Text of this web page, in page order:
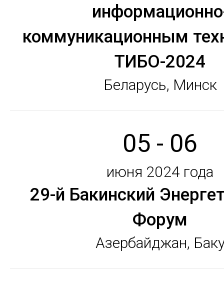
коммуникационным
ТИБО-2024
Беларусь, Минск
05 - 06
июня 2024 года
29-й Бакинский
Форум
Азербайджан,